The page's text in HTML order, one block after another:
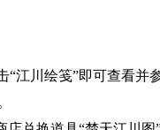
江川绘笺”即可查看并